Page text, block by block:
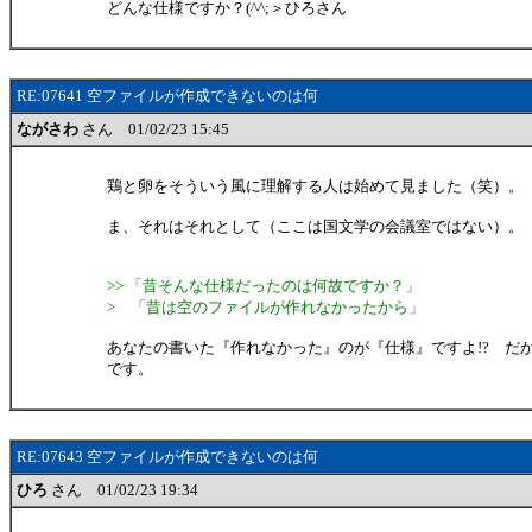
どんな仕様ですか？(^^;＞ひろさん
RE:07641 空ファイルが作成できないのは何
ながさわ さん 01/02/23 15:45
鶏と卵をそういう風に理解する人は始めて見ました（笑）。
ま、それはそれとして（ここは国文学の会議室ではない）。
>> 「昔そんな仕様だったのは何故ですか？」
> 「昔は空のファイルが作れなかったから」
あなたの書いた『作れなかった』のが『仕様』ですよ!? だ
です。
RE:07643 空ファイルが作成できないのは何
ひろ さん 01/02/23 19:34